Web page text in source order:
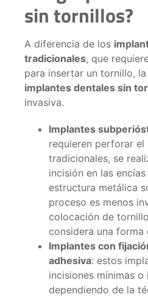
sin tornillos?
A diferencia de los
tradicionales, que
para insertar un tornillo,
implantes dentales sin
invasiva.
Implantes
requieren perforar el
tradicionales, se
incisión en las
estructura metálica
proceso es menos
colocación de
considera una forma
Implantes con
adhesiva: estos
incisiones mínimas o
dependiendo de la